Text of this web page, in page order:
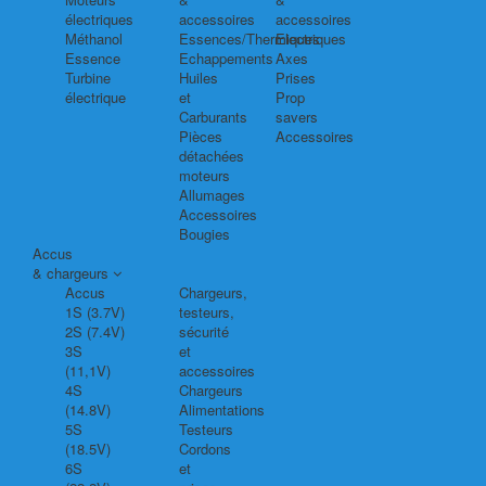
électriques
Méthanol
Essence
Turbine
électrique
accessoires
Essences/Thermiques
Echappements
Huiles
et
Carburants
Pièces
détachées
moteurs
Allumages
Accessoires
Bougies
accessoires
Electriques
Axes
Prises
Prop
savers
Accessoires
Accus
& chargeurs
Accus
1S (3.7V)
2S (7.4V)
3S
(11,1V)
4S
(14.8V)
5S
(18.5V)
6S
Chargeurs,
testeurs,
sécurité
et
accessoires
Chargeurs
Alimentations
Testeurs
Cordons
et